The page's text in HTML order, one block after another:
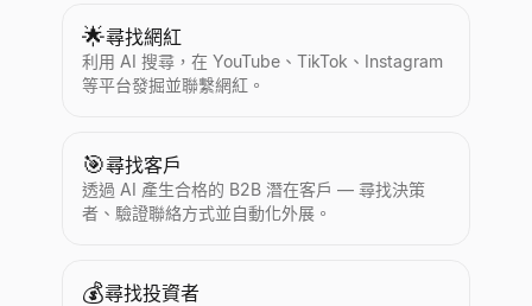
🌟尋找網紅
利用 AI 搜尋，在 YouTube、TikTok、Instagram
等平台發掘並聯繫網紅。
🎯尋找客戶
透過 AI 產生合格的 B2B 潛在客戶 — 尋找決策
者、驗證聯絡方式並自動化外展。
💰尋找投資者